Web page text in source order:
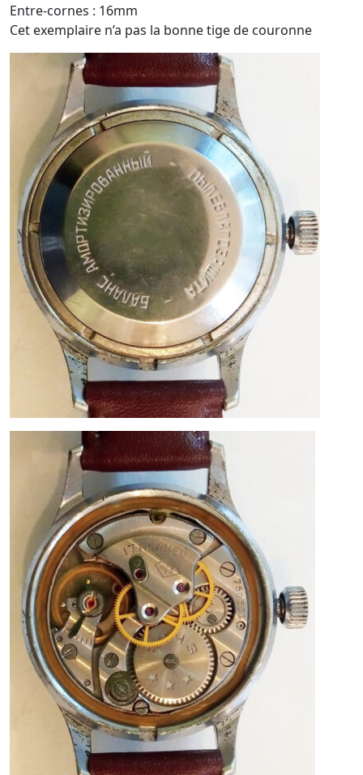
Entre-cornes : 16mm
Cet exemplaire n’a pas la bonne tige de couronne